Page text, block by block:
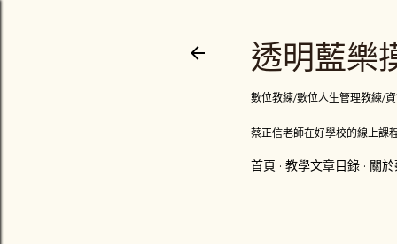
透明藍樂
數位教練/數位人生管理教練/
蔡正信老師在好學校的線上課
首頁 教學文章目錄 關